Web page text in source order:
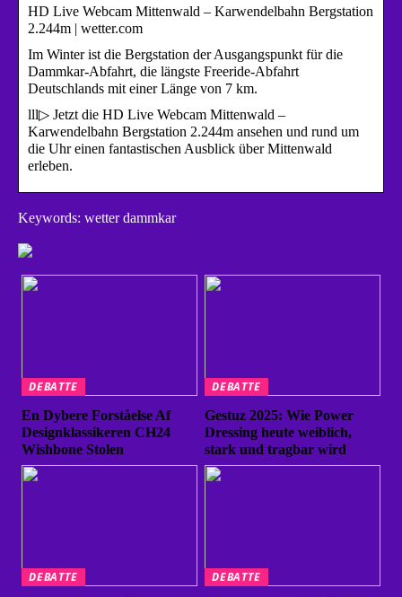
HD Live Webcam Mittenwald – Karwendelbahn Bergstation
2.244m | wetter.com
Im Winter ist die Bergstation der Ausgangspunkt für die
Dammkar-Abfahrt, die längste Freeride-Abfahrt
Deutschlands mit einer Länge von 7 km.
lll▷ Jetzt die HD Live Webcam Mittenwald –
Karwendelbahn Bergstation 2.244m ansehen und rund um
die Uhr einen fantastischen Ausblick über Mittenwald
erleben.
Keywords: wetter dammkar
DEBATTE
En Dybere Forståelse Af
Designklassikeren CH24
Wishbone Stolen
DEBATTE
Gestuz 2025: Wie Power
Dressing heute weiblich,
stark und tragbar wird
DEBATTE
DEBATTE